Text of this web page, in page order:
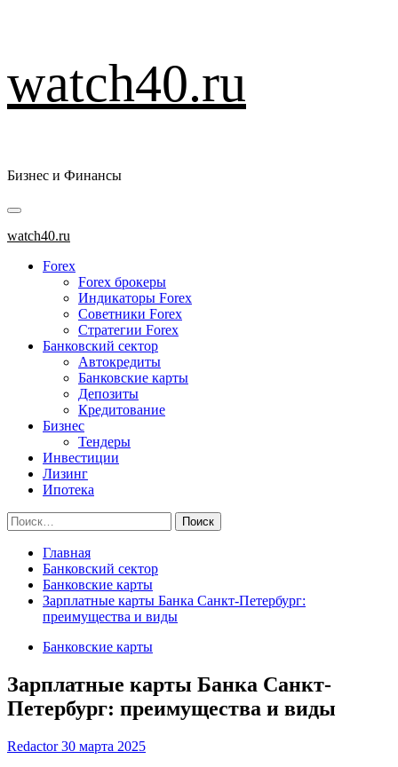
к
содержимому
watch40.ru
Бизнес и Финансы
Основное
меню
watch40.ru
Forex
Forex брокеры
Индикаторы Forex
Советники Forex
Стратегии Forex
Банковский сектор
Автокредиты
Банковские карты
Депозиты
Кредитование
Бизнес
Тендеры
Инвестиции
Лизинг
Ипотека
Найти:
Главная
Банковский сектор
Банковские карты
Зарплатные карты Банка Санкт-Петербург:
преимущества и виды
Банковские карты
Зарплатные карты Банка Санкт-
Петербург: преимущества и виды
Redactor30 марта 2025